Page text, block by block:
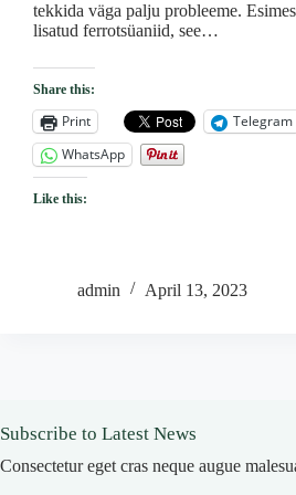
tekkida väga palju probleeme.
lisatud ferrotsüaniid, see…
Share this:
Print
Telegram
WhatsApp
Like this:
admin April 13, 2023
Subscribe to Latest News
Consectetur eget cras neque augue